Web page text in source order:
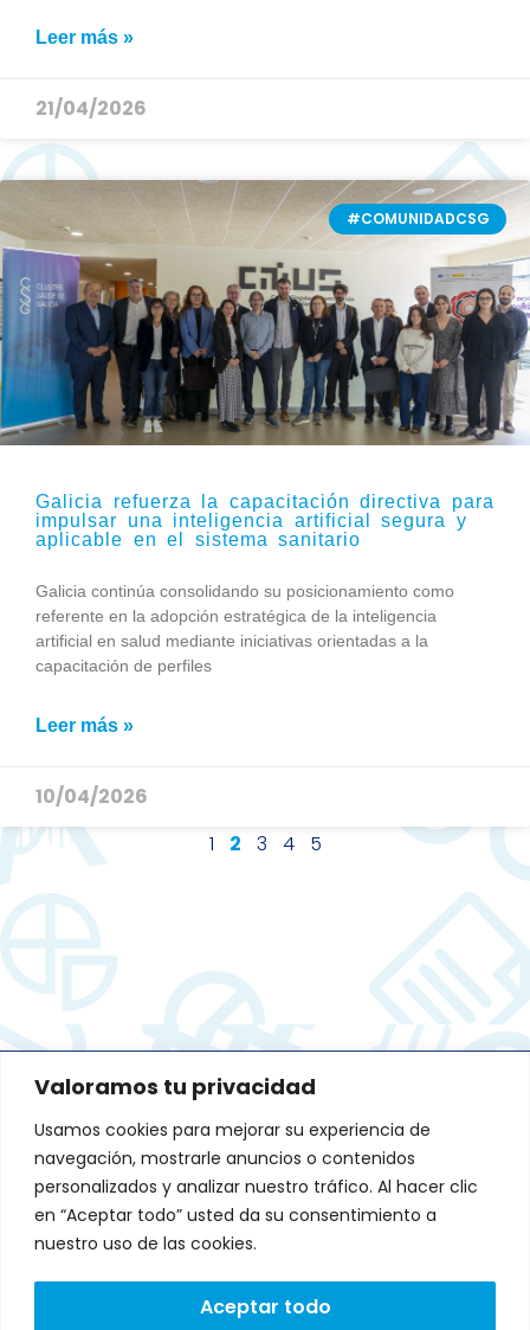
Valoramos tu privacidad
Usamos cookies para mejorar su experiencia de
navegación, mostrarle anuncios o contenidos
personalizados y analizar nuestro tráfico. Al hacer clic
en “Aceptar todo” usted da su consentimiento a
nuestro uso de las cookies.
Aceptar todo
Leer más »
21/04/2026
#COMUNIDADCSG
Galicia refuerza la capacitación directiva para
impulsar una inteligencia artificial segura y
aplicable en el sistema sanitario
Galicia continúa consolidando su posicionamiento como
referente en la adopción estratégica de la inteligencia
artificial en salud mediante iniciativas orientadas a la
capacitación de perfiles
Leer más »
10/04/2026
1
2 3 4 5
L
i
n
e
T
w
i
t
Avenida de Fernando de Casas
Novoa 37 Edificio CNL. Portal A-B.
Compostela, A Coruña
CONTACTO:
602 24 71 49